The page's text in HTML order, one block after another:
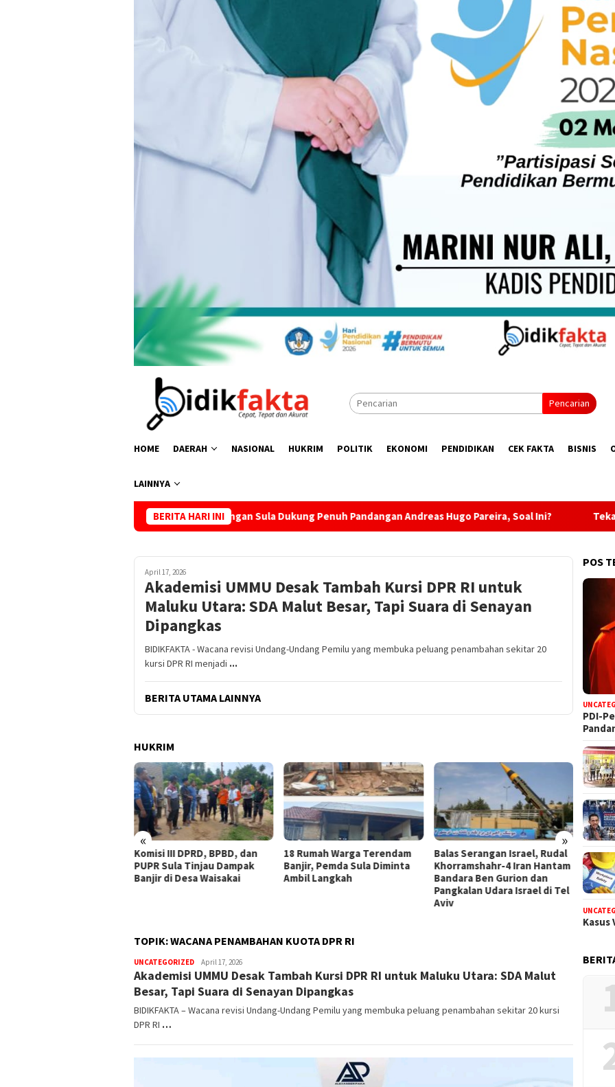
Pencarian
HOME DAERAH NASIONAL HUKRIM POLITIK EKONOMI PENDIDIKAN CEK FAKTA BISNIS
LAINNYA
BERITA HARI INI
PDI-Perjuangan Sula Dukung Penuh Pandangan Andreas Hugo Pareira, Soal Ini? Tekan Peredaran Miras, Polsek
April 17, 2026
Akademisi UMMU Desak Tambah Kursi DPR RI untuk
Maluku Utara: SDA Malut Besar, Tapi Suara di Senayan
Dipangkas
BIDIKFAKTA - Wacana revisi Undang-Undang Pemilu yang membuka peluang penambahan sekitar 20
kursi DPR RI menjadi ...
BERITA UTAMA LAINNYA
HUKRIM
« »
Komisi III DPRD, BPBD, dan
PUPR Sula Tinjau Dampak
Banjir di Desa Waisakai
18 Rumah Warga Terendam
Banjir, Pemda Sula Diminta
Ambil Langkah
Balas Serangan Israel, Rudal
Khorramshahr-4 Iran Hantam
Bandara Ben Gurion dan
Pangkalan Udara Israel di Tel
Aviv
GMNI
Cepat
TOPIK:WACANA PENAMBAHAN KUOTA DPR RI
UNCATEGORIZED bidikfakta.id
April 17, 2026
Akademisi UMMU Desak Tambah Kursi DPR RI untuk Maluku Utara: SDA Malut
Besar, Tapi Suara di Senayan Dipangkas
BIDIKFAKTA – Wacana revisi Undang-Undang Pemilu yang membuka peluang penambahan sekitar 20 kursi
DPR RI …
POS
PDI-
Kasus